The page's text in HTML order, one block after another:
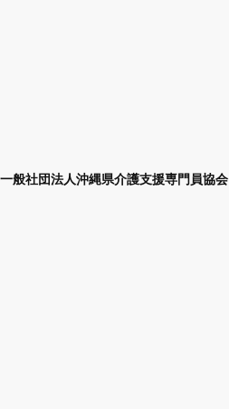
一般社団法人沖縄県介護支援専門員協会